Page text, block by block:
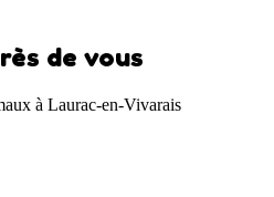
de vous
à Laurac-en-Vivarais